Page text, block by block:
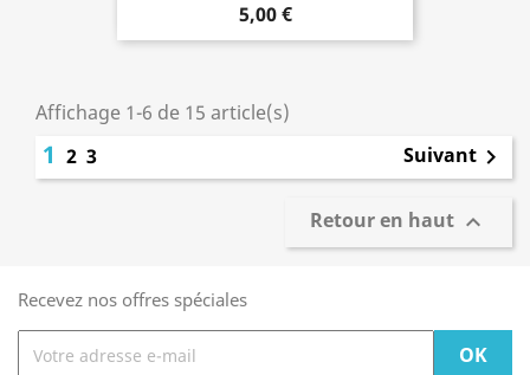
5,00 €
Affichage 1-6 de 15 article(s)
1 2 3 Suivant 
Retour en haut 
Recevez nos offres spéciales